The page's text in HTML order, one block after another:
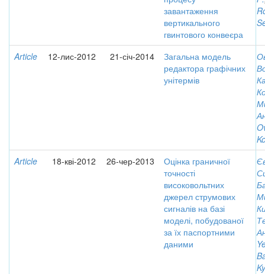
завантаження
вертикального
гвинтового конвеєра
Article 12-лис-2012 21-січ-2014
Загальна модель
редактора графічних
унітермів
Article
18-кві-2012 26-чер-2013
Оцінка граничної
точності
високовольтних
джерел струмових
сигналів на базі
моделі, побудованої
за їх паспортними
даними